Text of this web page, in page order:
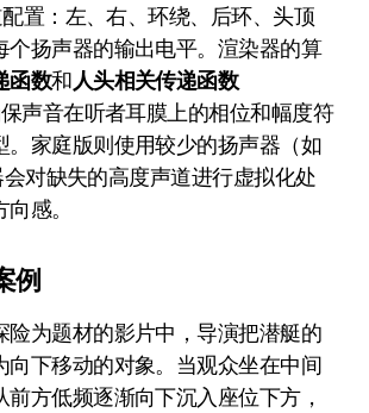
配置：左、右、环绕、后环、头顶
个扬声器的输出电平。渲染器的算
函数和人头相关传递函数
保声音在听者耳膜上的相位和幅度符
。家庭版则使用较少的扬声器（如
会对缺失的高度声道进行虚拟化处
感。
例
险为题材的影片中，导演把潜艇的
向下移动的对象。当观众坐在中间
前方低频逐渐向下沉入座位下方，